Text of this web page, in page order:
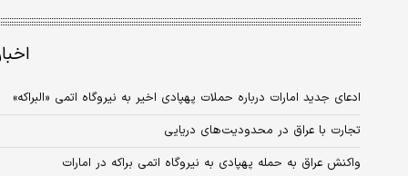
ادعای جدید امارات درباره حملات پهپادی اخیر به نیروگاه اتمی «البراکه»
تجارت با عراق در محدودیت‌های دریایی
واکنش عراق به حمله پهپادی به نیروگاه اتمی براکه در امارات